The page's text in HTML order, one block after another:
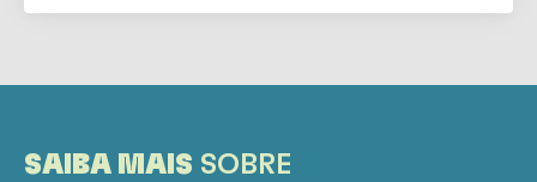
SAIBA MAIS SOBRE